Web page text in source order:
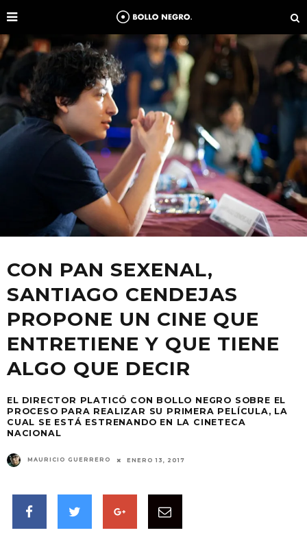
CON PAN SEXENAL,
SANTIAGO CENDEJAS
PROPONE UN CINE QUE
ENTRETIENE Y QUE TIENE
ALGO QUE DECIR
EL DIRECTOR PLATICÓ CON BOLLO NEGRO SOBRE EL
PROCESO PARA REALIZAR SU PRIMERA PELÍCULA, LA
CUAL SE ESTÁ ESTRENANDO EN LA CINETECA
NACIONAL
MAURICIO GUERRERO ENERO 13, 2017